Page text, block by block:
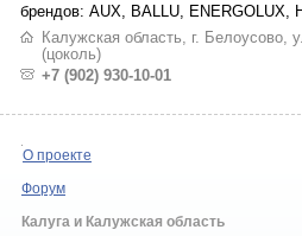
брендов: AUX, BALLU, ENERGOLUX,
Калужская область, г. Белоусово,
(цоколь)
+7 (902) 930-10-01
О проекте
Форум
Калуга и Калужская область